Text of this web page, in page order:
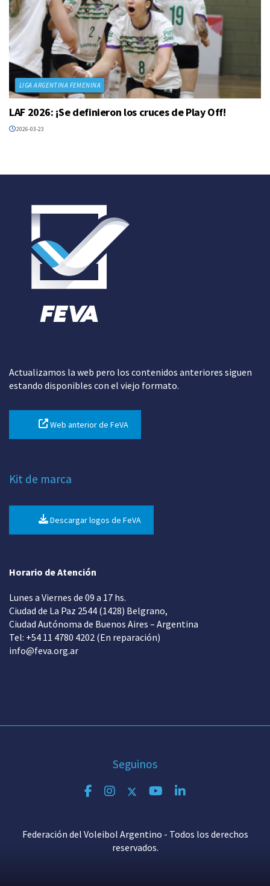
LIGA ARGENTINA FEMENINA
LAF 2026: ¡Se definieron los cruces de Play Off!
2026-03-23
Actualizamos la web pero los contenidos anteriores siguen
estando disponibles con el viejo formato.
Web anterior de FeVA
Kit de marca
Descargar logos de FeVA
Horario de Atención
Lunes a Viernes de 09 a 17 hs.
Ciudad de La Paz 2544 (1428) Belgrano,
Ciudad Autónoma de Buenos Aires – Argentina
Tel: +54 11 4780 4202 (En reparación)
info@feva.org.ar
Seguinos
Federación del Voleibol Argentino - Todos los derechos
reservados.